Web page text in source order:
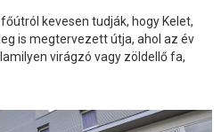
kevesen tudják, hogy Kelet,
is megtervezett útja, ahol az év
virágzó vagy zöldellő fa,